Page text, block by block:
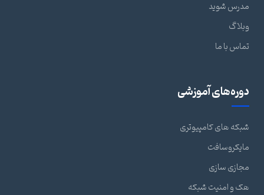
مدرس شوید
وبلاگ
تماس با ما
دوره‌های آموزشی
شبکه های کامپیوتری
مایکروسافت
مجازی سازی
هک و امنیت شبکه